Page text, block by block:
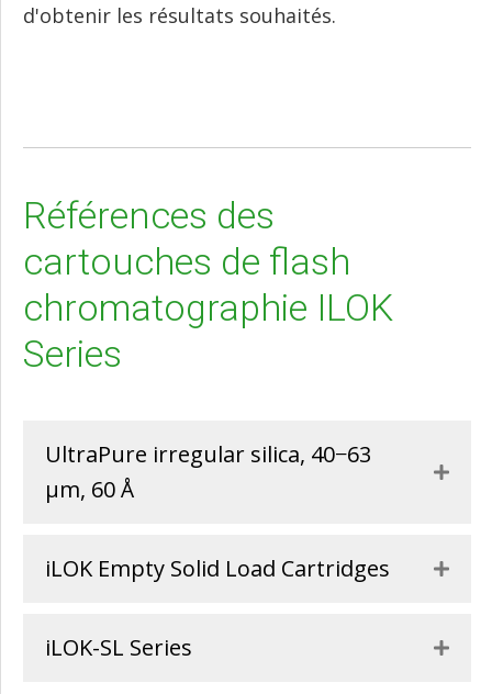
d'obtenir les résultats souhaités.
Références des
cartouches de flash
chromatographie ILOK
Series
UltraPure irregular silica, 40−63
µm, 60 Å
iLOK Empty Solid Load Cartridges
iLOK-SL Series